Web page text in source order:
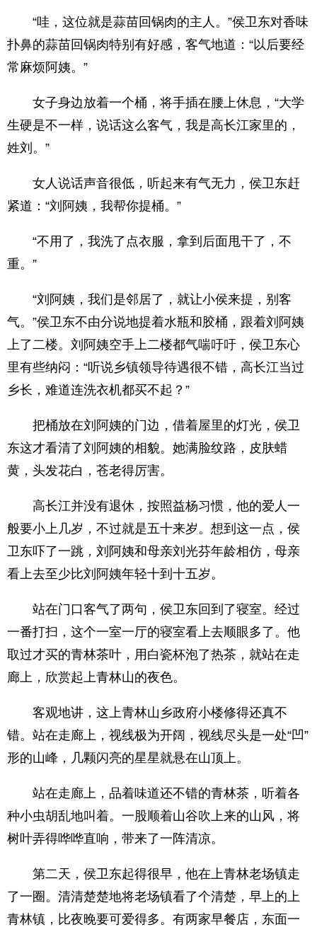
“哇，这位就是蒜苗回锅肉的主人。”侯卫东对香味
扑鼻的蒜苗回锅肉特别有好感，客气地道：“以后要经
常麻烦阿姨。”
女子身边放着一个桶，将手插在腰上休息，“大学
生硬是不一样，说话这么客气，我是高长江家里的，
姓刘。”
女人说话声音很低，听起来有气无力，侯卫东赶
紧道：“刘阿姨，我帮你提桶。”
“不用了，我洗了点衣服，拿到后面甩干了，不
重。”
“刘阿姨，我们是邻居了，就让小侯来提，别客
气。”侯卫东不由分说地提着水瓶和胶桶，跟着刘阿姨
上了二楼。刘阿姨空手上二楼都气喘吁吁，侯卫东心
里有些纳闷：“听说乡镇领导待遇很不错，高长江当过
乡长，难道连洗衣机都买不起？”
把桶放在刘阿姨的门边，借着屋里的灯光，侯卫
东这才看清了刘阿姨的相貌。她满脸纹路，皮肤蜡
黄，头发花白，苍老得厉害。
高长江并没有退休，按照益杨习惯，他的爱人一
般要小上几岁，不过就是五十来岁。想到这一点，侯
卫东吓了一跳，刘阿姨和母亲刘光芬年龄相仿，母亲
看上去至少比刘阿姨年轻十到十五岁。
站在门口客气了两句，侯卫东回到了寝室。经过
一番打扫，这个一室一厅的寝室看上去顺眼多了。他
取过才买的青林茶叶，用白瓷杯泡了热茶，就站在走
廊上，欣赏起上青林山的夜色。
客观地讲，这上青林山乡政府小楼修得还真不
错。站在走廊上，视线极为开阔，视线尽头是一处“凹”
形的山峰，几颗闪亮的星星就悬在山顶上。
站在走廊上，品着味道还不错的青林茶，听着各
种小虫胡乱地叫着。一股顺着山谷吹上来的山风，将
树叶弄得哗哗直响，带来了一阵清凉。
第二天，侯卫东起得很早，他在上青林老场镇走
了一圈。清清楚楚地将老场镇看了个清楚，早上的上
青林镇，比夜晚要可爱得多。有两家早餐店，东面一